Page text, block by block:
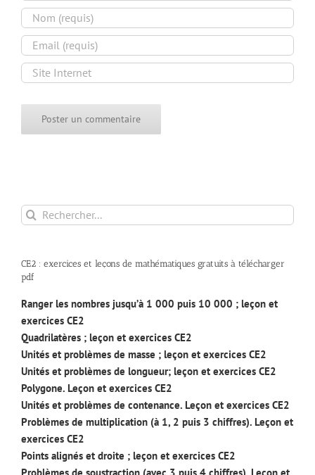
Rechercher:
CE2 : exercices et leçons de mathématiques gratuits à télécharger
pdf
Ranger les nombres jusqu’à 1 000 puis 10 000 ; leçon et
exercices CE2
Quadrilatères ; leçon et exercices CE2
Unités et problèmes de masse ; leçon et exercices CE2
Unités et problèmes de longueur; leçon et exercices CE2
Polygone. Leçon et exercices CE2
Unités et problèmes de contenance. Leçon et exercices CE2
Problèmes de multiplication (à 1, 2 puis 3 chiffres). Leçon et
exercices CE2
Points alignés et droite ; leçon et exercices CE2